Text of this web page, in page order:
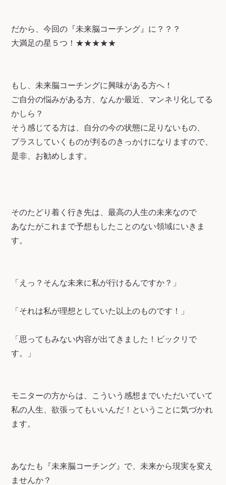
だから、今回の『未来脳コーチング』に？？？
大満足の星５つ！★★★★★
もし、未来脳コーチングに興味がある方へ！
ご自分の悩みがある方、なんか最近、マンネリ化してる
かしら？
そう感じてる方は、自分の今の状態に足りないもの、
プラスしていくものが判るのきっかけになりますので、
是非、お勧めします。
そのたどり着く行き先は、最高の人生の未来なので
あなたがこれまで予想もしたことのない領域にいきま
す。
「えっ？そんな未来に私が行けるんですか？」
「それは私が理想としていた以上のものです！」
「思ってもみない内容が出てきました！ビックリで
す。」
モニターの方からは、こういう感想までいただいていて
私の人生、欲張ってもいいんだ！ということに気づかれ
ます。
あなたも『未来脳コーチング』で、未来から現実を変え
ませんか？